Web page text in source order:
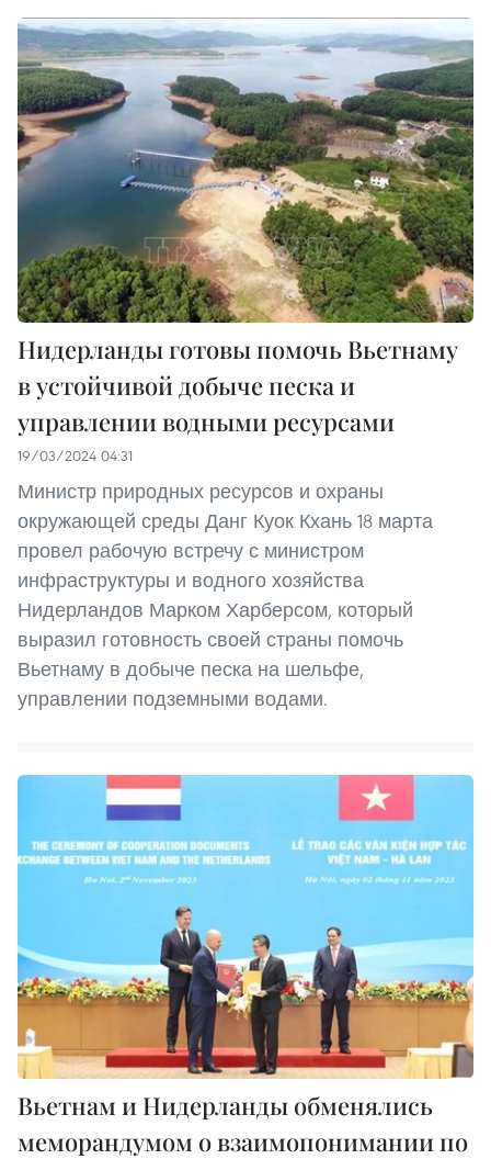
Нидерланды готовы помочь Вьетнаму
в устойчивой добыче песка и
управлении водными ресурсами
19/03/2024 04:31
Министр природных ресурсов и охраны
окружающей среды Данг Куок Кхань 18 марта
провел рабочую встречу с министром
инфраструктуры и водного хозяйства
Нидерландов Марком Харберсом, который
выразил готовность своей страны помочь
Вьетнаму в добыче песка на шельфе,
управлении подземными водами.
Вьетнам и Нидерланды обменялись
меморандумом о взаимопонимании по